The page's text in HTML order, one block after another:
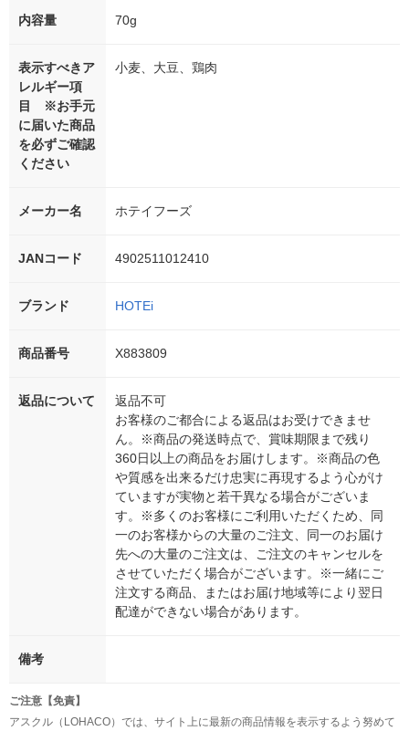
内容量 70g
表示すべきア
レルギー項
目 ※お手元
に届いた商品
を必ずご確認
ください
小麦、大豆、鶏肉
メーカー名 ホテイフーズ
JANコード 4902511012410
ブランド HOTEi
商品番号 X883809
返品について
返品不可
お客様のご都合による返品はお受けできませ
ん。※商品の発送時点で、賞味期限まで残り
360日以上の商品をお届けします。※商品の色
や質感を出来るだけ忠実に再現するよう心がけ
ていますが実物と若干異なる場合がございま
す。※多くのお客様にご利用いただくため、同
一のお客様からの大量のご注文、同一のお届け
先への大量のご注文は、ご注文のキャンセルを
させていただく場合がございます。※一緒にご
注文する商品、またはお届け地域等により翌日
配達ができない場合があります。
備考
ご注意【免責】
アスクル（LOHACO）では、サイト上に最新の商品情報を表示するよう努めて